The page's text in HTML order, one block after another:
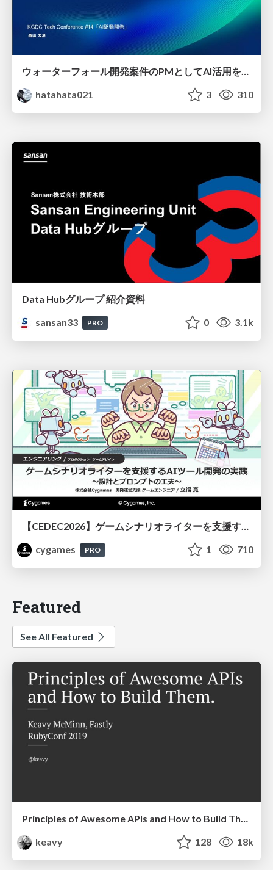
ウォーターフォール開発案件のPMとしてAI活用を模索している話
hatahata021
3 310
Data Hubグループ 紹介資料
sansan33
PRO 0 3.1k
【CEDEC2026】ゲームシナリオライターを支援するAIツール開発の実践 ― 設計とプロンプトの工夫 ―
cygames
PRO 1 710
Featured
See All Featured
Principles of Awesome APIs and How to Build Them.
keavy
128 18k